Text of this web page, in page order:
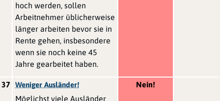
hoch werden, sollen
Arbeitnehmer üblicherweise
länger arbeiten bevor sie in
Rente gehen, insbesondere
wenn sie noch keine 45
Jahre gearbeitet haben.
37 Weniger Ausländer!
Möglichst viele Ausländer
Nein!